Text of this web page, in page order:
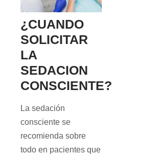
¿CUANDO
SOLICITAR
LA
SEDACION
CONSCIENTE?
La sedación
consciente se
recomienda sobre
todo en pacientes que